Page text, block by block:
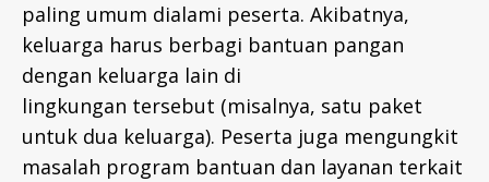
paling umum dialami peserta. Akibatnya,
keluarga harus berbagi bantuan pangan
dengan keluarga lain di
lingkungan tersebut (misalnya, satu paket
untuk dua keluarga). Peserta juga mengungkit
masalah program bantuan dan layanan terkait
o
v
i
d
1